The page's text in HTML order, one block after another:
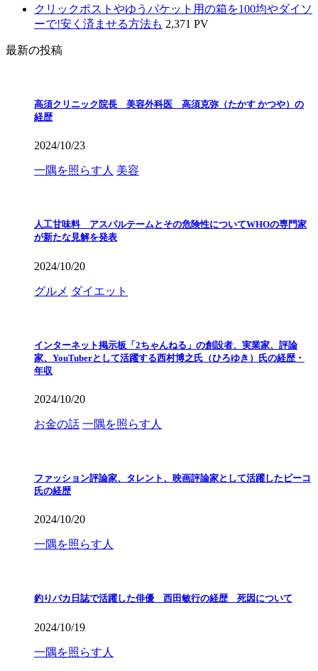
クリックポストやゆうパケット用の箱を100均やダイソ
ーで!安く済ませる方法も 2,371 PV
最新の投稿
高須クリニック院長 美容外科医 高須克弥（たかす かつや）の
経歴
2024/10/23
一隅を照らす人 美容
人工甘味料 アスパルテームとその危険性についてWHOの専門家
が新たな見解を発表
2024/10/20
グルメ ダイエット
インターネット掲示板「2ちゃんねる」の創設者、実業家、評論
家、YouTuberとして活躍する西村博之氏（ひろゆき）氏の経歴・
年収
2024/10/20
お金の話 一隅を照らす人
ファッション評論家、タレント、映画評論家として活躍したピーコ
氏の経歴
2024/10/20
一隅を照らす人
釣りバカ日誌で活躍した俳優 西田敏行の経歴 死因について
2024/10/19
一隅を照らす人